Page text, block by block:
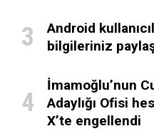
Android
bilgileriniz
İmamoğlu’nun
Adaylığı Ofisi
X’te engellendi